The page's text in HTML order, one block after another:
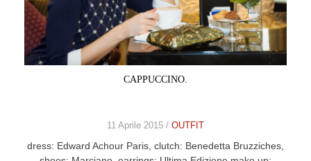
CAPPUCCINO.
11 Aprile 2015 / OUTFIT
dress: Edward Achour Paris, clutch: Benedetta Bruzziches,